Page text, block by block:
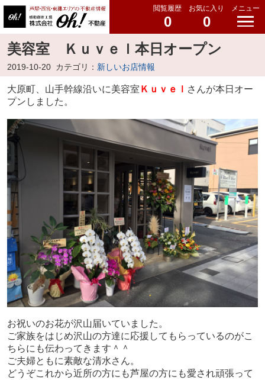
閲覧履歴
0
お気に入り
0
メニュー
美容室 Ｋｕｖｅｌ本日オープン
2019-10-20 カテゴリ： 新しいお店情報
大原町、山手幹線沿いに美容室 Ｋｕｖｅｌ さんが本日オー
プンしました。
お祝いのお花が沢山届いていました。
ご家族をはじめ沢山の方達に応援してもらっているのがこ
ちらにも伝わってきます＾＾
ご夫婦ともに素敵な清水さん。
どうぞこれから近所の方にも芦屋の方にも愛され頑張って